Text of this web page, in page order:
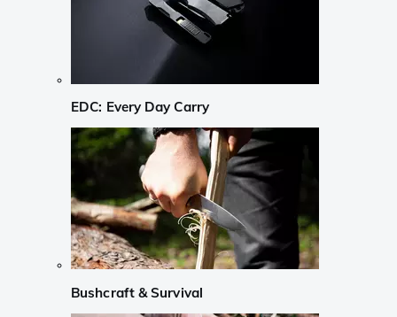
EDC: Every Day Carry
Bushcraft & Survival